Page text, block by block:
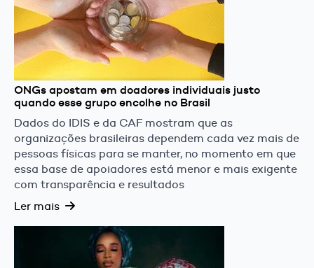
ONGs apostam em doadores individuais justo
quando esse grupo encolhe no Brasil
Dados do IDIS e da CAF mostram que as
organizações brasileiras dependem cada vez mais de
pessoas físicas para se manter, no momento em que
essa base de apoiadores está menor e mais exigente
com transparência e resultados
Ler mais